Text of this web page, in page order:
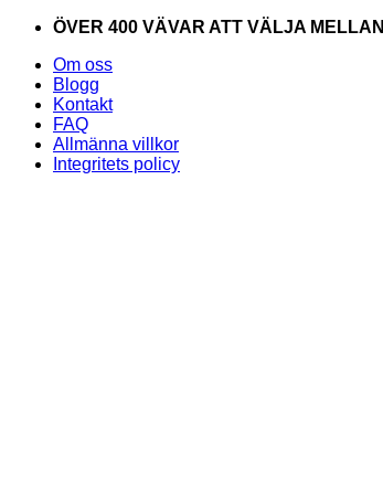
Skip
content
ÖVER 400 VÄVAR ATT VÄLJA MELLAN
Om oss
Blogg
Kontakt
FAQ
Allmänna villkor
Integritets policy